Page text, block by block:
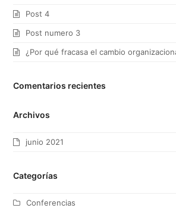
Post 4
Post numero 3
¿Por qué fracasa el cambio
Comentarios recientes
Archivos
junio 2021
Categorías
Conferencias